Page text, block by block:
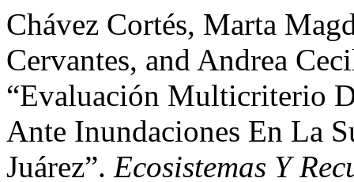
Chávez Cortés, Marta
Cervantes, and Andrea
“Evaluación Multicriterio
Ante Inundaciones En La
Juárez”. Ecosistemas Y